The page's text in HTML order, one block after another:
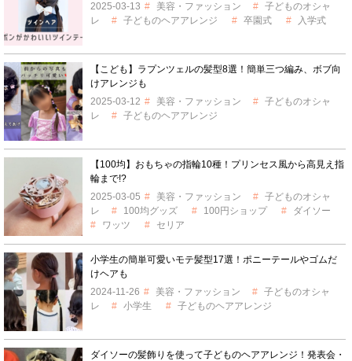
2025-03-13
美容・ファッション
子どものオシャ
レ
子どものヘアアレンジ 卒園式 入学式
【こども】ラプンツェルの髪型8選！簡単三つ編み、ボブ向
けアレンジも
2025-03-12
美容・ファッション
子どものオシャ
レ
子どものヘアアレンジ
【100均】おもちゃの指輪10種！プリンセス風から高見え指
輪まで!?
2025-03-05
美容・ファッション
子どものオシャ
レ
100均グッズ 100円ショップ
ダイソー
ワッツ
セリア
小学生の簡単可愛いモテ髪型17選！ポニーテールやゴムだ
けヘアも
2024-11-26
美容・ファッション
子どものオシャ
レ
小学生 子どものヘアアレンジ
ダイソーの髪飾りを使って子どものヘアアレンジ！発表会・